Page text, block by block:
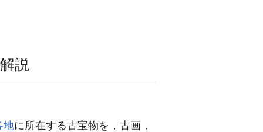
説
地に所在する古宝物を，古画，